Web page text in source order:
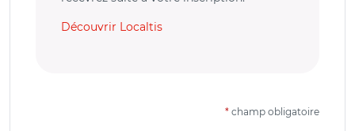
Découvrir Localtis
* champ obligatoire